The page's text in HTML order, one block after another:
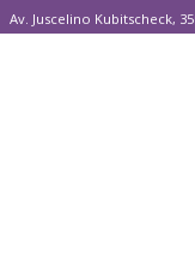
Av. Juscelino Kubitscheck,